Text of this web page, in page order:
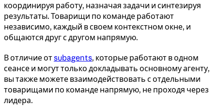
координируя работу, назначая задачи и синтезируя
результаты. Товарищи по команде работают
независимо, каждый в своем контекстном окне, и
общаются друг с другом напрямую.
В отличие отsubagents, которые работают в одном
сеансе и могут только докладывать основному агенту,
вы также можете взаимодействовать с отдельными
товарищами по команде напрямую, не проходя через
лидера.